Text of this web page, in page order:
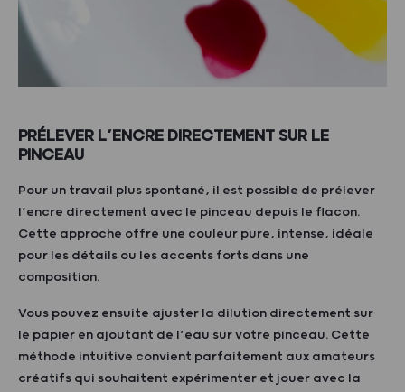
PRÉLEVER L’ENCRE DIRECTEMENT SUR LE
PINCEAU
Pour un travail plus spontané, il est possible de prélever
l’encre directement avec le pinceau depuis le flacon.
Cette approche offre une couleur pure, intense, idéale
pour les détails ou les accents forts dans une
composition.
Vous pouvez ensuite ajuster la dilution directement sur
le papier en ajoutant de l’eau sur votre pinceau. Cette
méthode intuitive convient parfaitement aux amateurs
créatifs qui souhaitent expérimenter et jouer avec la